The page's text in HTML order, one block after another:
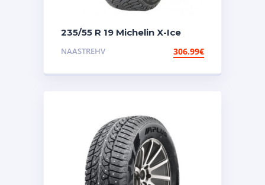
235/55 R 19 Michelin X-Ice
NAASTREHV 306.99€